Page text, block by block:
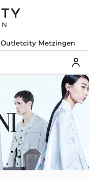
Outletcity Metzingen